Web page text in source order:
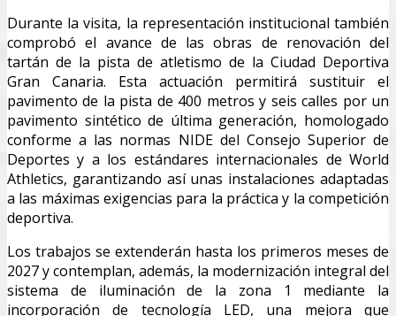
Durante la visita, la representación institucional también
comprobó el avance de las obras de renovación del
tartán de la pista de atletismo de la Ciudad Deportiva
Gran Canaria. Esta actuación permitirá sustituir el
pavimento de la pista de 400 metros y seis calles por un
pavimento sintético de última generación, homologado
conforme a las normas NIDE del Consejo Superior de
Deportes y a los estándares internacionales de World
Athletics, garantizando así unas instalaciones adaptadas
a las máximas exigencias para la práctica y la competición
deportiva.
Los trabajos se extenderán hasta los primeros meses de
2027 y contemplan, además, la modernización integral del
sistema de iluminación de la zona 1 mediante la
incorporación de tecnología LED, una mejora que